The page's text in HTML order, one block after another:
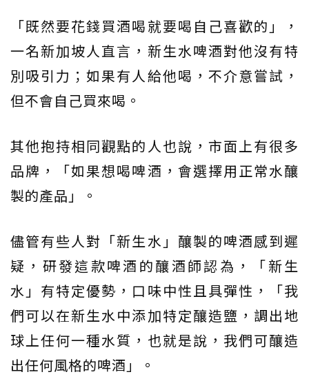
「既然要花錢買酒喝就要喝自己喜歡的」，
一名新加坡人直言，新生水啤酒對他沒有特
別吸引力；如果有人給他喝，不介意嘗試，
但不會自己買來喝。
其他抱持相同觀點的人也說，市面上有很多
品牌，「如果想喝啤酒，會選擇用正常水釀
製的產品」。
儘管有些人對「新生水」釀製的啤酒感到遲
疑，研發這款啤酒的釀酒師認為，「新生
水」有特定優勢，口味中性且具彈性，「我
們可以在新生水中添加特定釀造鹽，調出地
球上任何一種水質，也就是說，我們可釀造
出任何風格的啤酒」。